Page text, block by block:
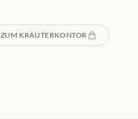
ZUM KRÄUTERKONTOR